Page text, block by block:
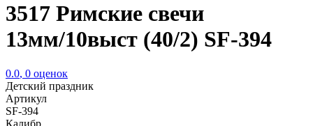
3517 Римские свечи
13мм/10выст (40/2) SF-394
0.0, 0 оценок
Детский праздник
Артикул
SF-394
Калибр